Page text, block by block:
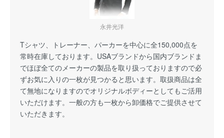
永井光洋
Tシャツ、トレーナー、パーカーを中心に全150,000点を
常時在庫しております。USAブランドから国内ブランドま
でほぼ全てのメーカーの製品を取り扱っておりますので必
ずお気に入りの一枚が見つかると思います。取扱商品は全
て無地になりますのでオリジナルボディーとしてもご活用
いただけます。一般の方も一枚から卸価格でご提供させて
いただきます。